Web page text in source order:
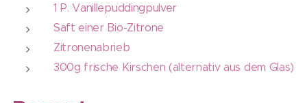
1 P. Vanillepuddingpulver
Saft einer Bio-Zitrone
Zitronenabrieb
300g frische Kirschen (alternativ aus dem Glas)